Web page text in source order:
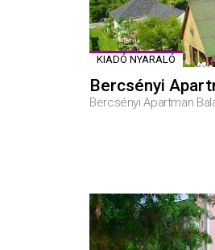
KIADÓ NYARALÓ
Bercsényi
Bercsényi Apartman